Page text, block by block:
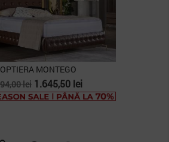
MONTEGO
lei Pret
1.645,50 lei